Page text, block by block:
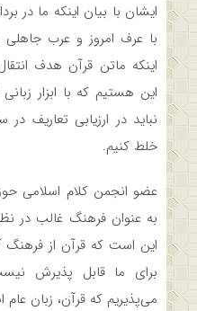
ایشان با بیان اینکه ما در
با عرف امروز و عرب جاهلی
اینکه ماتن قرآن هدف
این هستیم که با ابزار
نباید در ارزیابی تعاریف
خلط کنیم.
عضو انجمن کلام اسلامی
به عنوان فرهنگ غالب در
این است که قرآن از فرهنگ
برای ما قابل پذیرش
می‌پذیریم که قرآن، زبان